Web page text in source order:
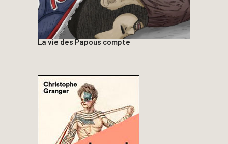
La vie des Papous compte